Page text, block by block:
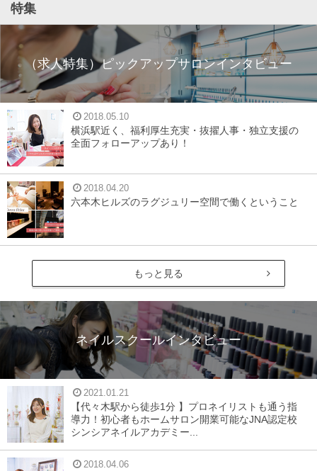
特集
（求人特集）ピックアップサロンインタビュー
2018.05.10
横浜駅近く、福利厚生充実・抜擢人事・独立支援の
全面フォローアップあり！
2018.04.20
六本木ヒルズのラグジュリー空間で働くということ
もっと見る
ネイルスクールインタビュー
2021.01.21
【代々木駅から徒歩1分 】プロネイリストも通う指
導力！初心者もホームサロン開業可能なJNA認定校
シンシアネイルアカデミー...
2018.04.06